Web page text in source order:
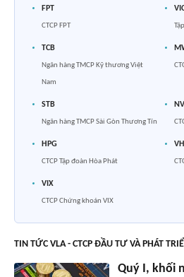
FPT
CTCP FPT
TCB
Ngân hàng TMCP Kỹ thương Việt
Nam
STB
Ngân hàng TMCP Sài Gòn Thương Tín
HPG
CTCP Tập đoàn Hòa Phát
VIX
CTCP Chứng khoán VIX
TIN TỨC VLA - CTCP ĐẦU TƯ VÀ PHÁT
Quý I, khối